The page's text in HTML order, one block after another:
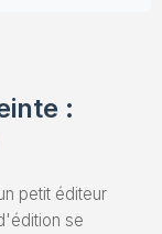
:
petit éditeur
se